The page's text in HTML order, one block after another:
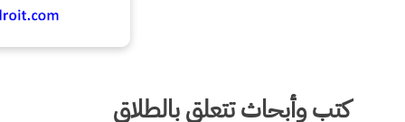
كتب وأبحاث تتعلق بالطلاق